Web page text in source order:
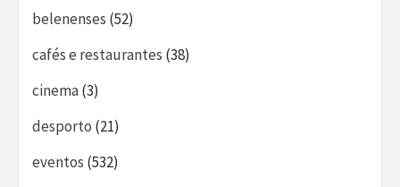
belenenses (52)
cafés e restaurantes (38)
cinema(3)
desporto (21)
eventos (532)